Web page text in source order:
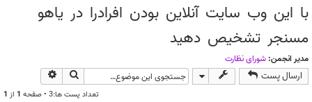
با اين وب سايت آنلاين بودن افرادرا در ياهو
مسنجر تشخيص دهيد
مدیر انجمن: شوراي نظارت
ارسال پست جستجو
تعداد پست ها:3 • صفحه 1 از 1